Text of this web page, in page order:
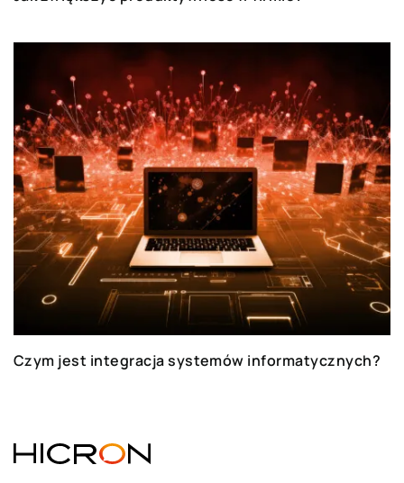
Czym jest integracja systemów informatycznych?